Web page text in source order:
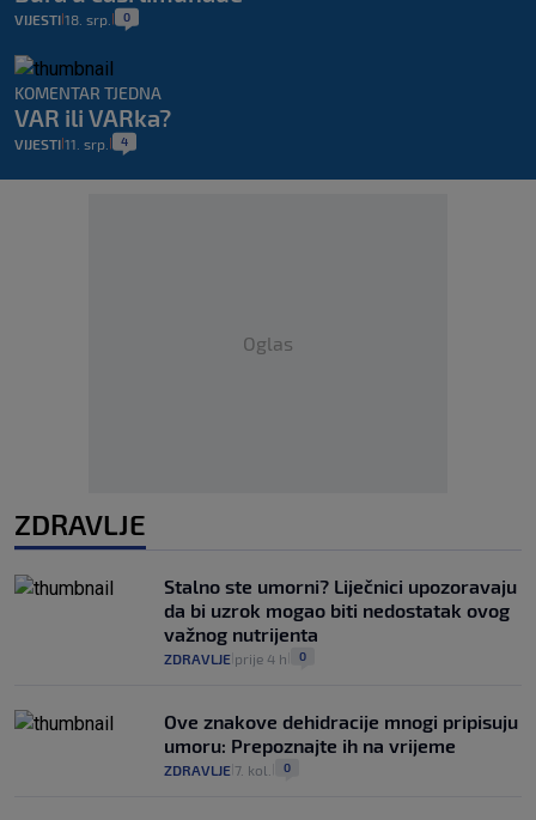
VIJESTI 18. srp. 0
KOMENTAR TJEDNA
VAR ili VARka?
VIJESTI 11. srp. 4
Oglas
ZDRAVLJE
Stalno ste umorni? Liječnici upozoravaju
da bi uzrok mogao biti nedostatak ovog
važnog nutrijenta
ZDRAVLJE prije 4 h 0
Ove znakove dehidracije mnogi pripisuju
umoru: Prepoznajte ih na vrijeme
ZDRAVLJE 7. kol. 0